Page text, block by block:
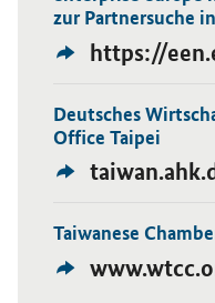
zur Partnersuche
Externer
Link:
https://
Deutsches
Office Taipei
Externer
Öffnet Einzelsicht
Taiwanese
Externer
Öffnet Einzelsicht